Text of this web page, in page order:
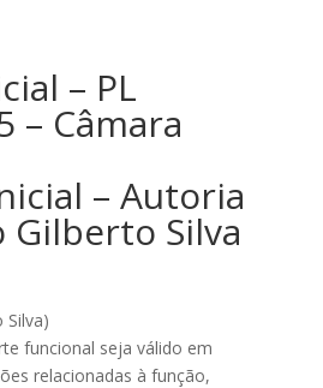
– PL
– Câmara
– Autoria
Gilberto Silva
Silva)
funcional seja válido em
relacionadas à função,